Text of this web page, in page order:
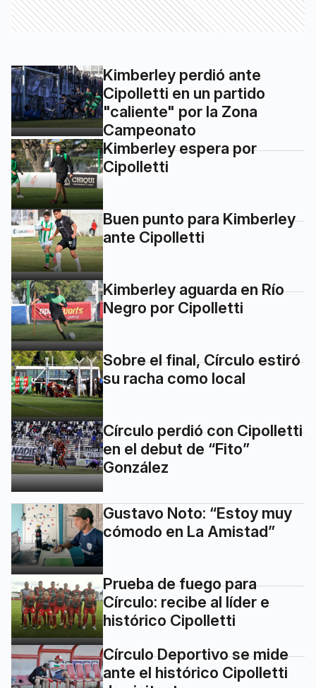
Kimberley perdió ante
Cipolletti en un partido
"caliente" por la Zona
Campeonato
Kimberley espera por
Cipolletti
Buen punto para Kimberley
ante Cipolletti
Kimberley aguarda en Río
Negro por Cipolletti
Sobre el final, Círculo estiró
su racha como local
Círculo perdió con Cipolletti
en el debut de “Fito”
González
Gustavo Noto: “Estoy muy
cómodo en La Amistad”
Prueba de fuego para
Círculo: recibe al líder e
histórico Cipolletti
Círculo Deportivo se mide
ante el histórico Cipolletti